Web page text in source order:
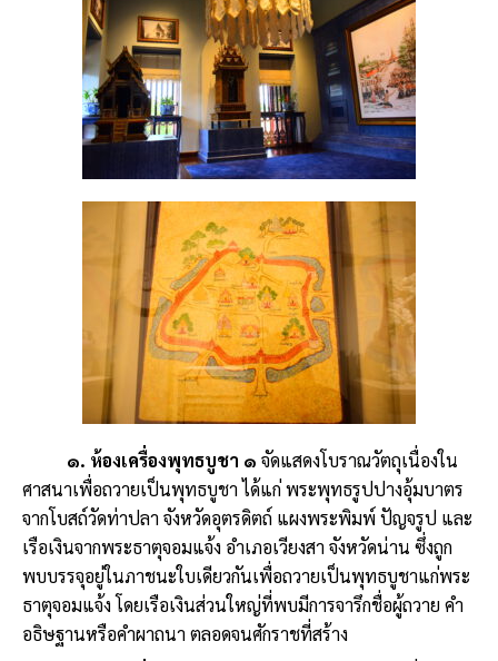
๑. ห้องเครื่องพุทธบูชา ๑ จัดแสดงโบราณวัตถุเนื่องใน
ศาสนาเพื่อถวายเป็นพุทธบูชา ได้แก่ พระพุทธรูปปางอุ้มบาตร
จากโบสถ์วัดท่าปลา จังหวัดอุตรดิตถ์ แผงพระพิมพ์ ปัญจรูป และ
เรือเงินจากพระธาตุจอมแจ้ง อำเภอเวียงสา จังหวัดน่าน ซึ่งถูก
พบบรรจุอยู่ในภาชนะใบเดียวกันเพื่อถวายเป็นพุทธบูชาแก่พระ
ธาตุจอมแจ้ง โดยเรือเงินส่วนใหญ่ที่พบมีการจารึกชื่อผู้ถวาย คำ
อธิษฐานหรือคำผาถนา ตลอดจนศักราชที่สร้าง